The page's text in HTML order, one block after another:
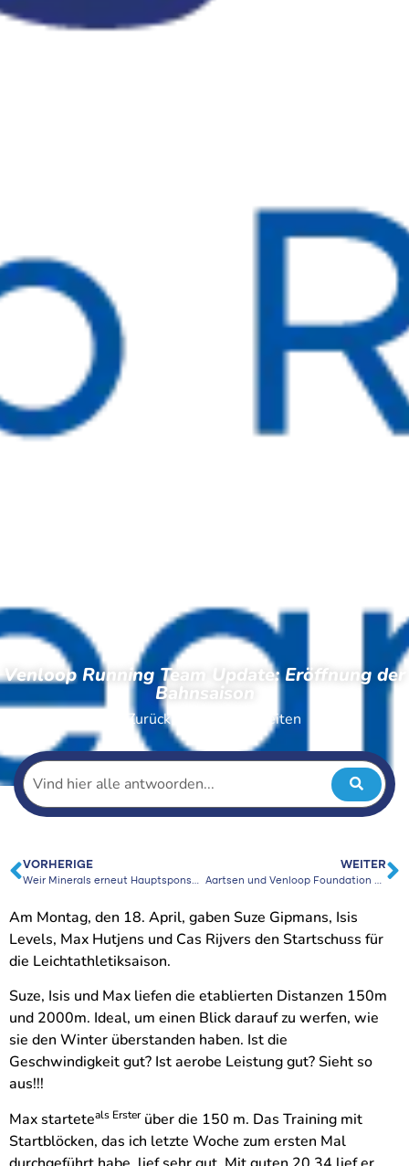
Venloop Running Team Update: Eröffnung der
Bahnsaison
← Zurück zu den Neuigkeiten
VORHERIGE
Weir Minerals erneut Hauptsponsor des Venloop für die nächsten 3 Jahre
WEITER
Aartsen und Venloop Foundation erweitern Zusammenarbeit
Am Montag, den 18. April, gaben Suze Gipmans, Isis
Levels, Max Hutjens und Cas Rijvers den Startschuss für
die Leichtathletiksaison.
Suze, Isis und Max liefen die etablierten Distanzen 150m
und 2000m. Ideal, um einen Blick darauf zu werfen, wie
sie den Winter überstanden haben. Ist die
Geschwindigkeit gut? Ist aerobe Leistung gut? Sieht so
aus!!!
Max starteteals Ersterüber die 150 m. Das Training mit
Startblöcken, das ich letzte Woche zum ersten Mal